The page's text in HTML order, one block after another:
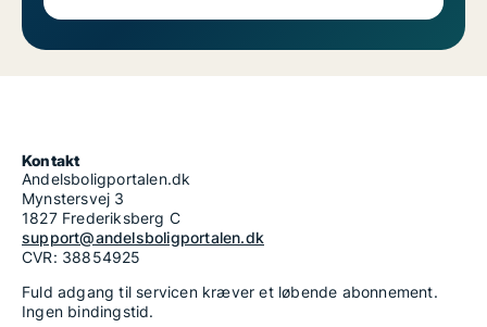
Kontakt
Andelsboligportalen.dk
Mynstersvej 3
1827 Frederiksberg C
support@andelsboligportalen.dk
CVR: 38854925
Fuld adgang til servicen kræver et løbende abonnement.
Ingen bindingstid.